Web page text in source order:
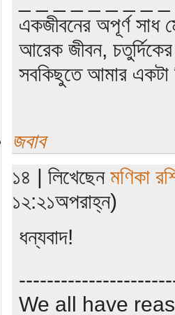
একজীবনের অপূর্ণ সাধ
আরেক জীবন, চতুর্দিকের
সবকিছুতে আমার একটা
জবাব
১৪ | লিখেছেন মণিকা
১২:২১অপরাহ্ন)
ধন্যবাদ!
We all have